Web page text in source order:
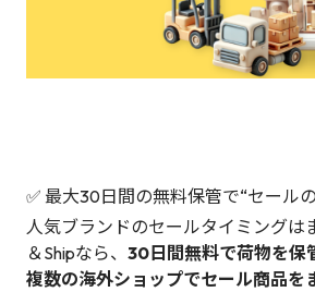
✅ 最大30日間の無料保管で“セール
人気ブランドのセールタイミングは
＆Shipなら、 30日間無料で荷物を保
複数の海外ショップでセール商品を